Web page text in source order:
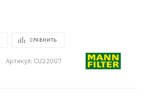
СРАВНИТЬ
Артикул: CU22007